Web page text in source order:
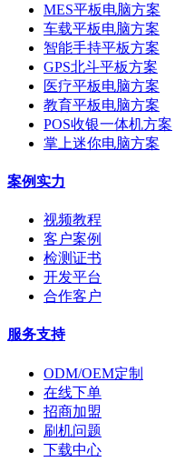
MES平板电脑方案
车载平板电脑方案
智能手持平板方案
GPS北斗平板方案
医疗平板电脑方案
教育平板电脑方案
POS收银一体机方案
掌上迷你电脑方案
案例实力
视频教程
客户案例
检测证书
开发平台
合作客户
服务支持
ODM/OEM定制
在线下单
招商加盟
刷机问题
下载中心